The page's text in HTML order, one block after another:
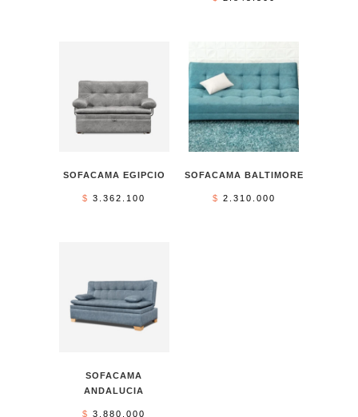
SOFACAMA EGIPCIO
$ 3.362.100
SOFACAMA BALTIMORE
$ 2.310.000
SOFACAMA
ANDALUCIA
$ 3.880.000